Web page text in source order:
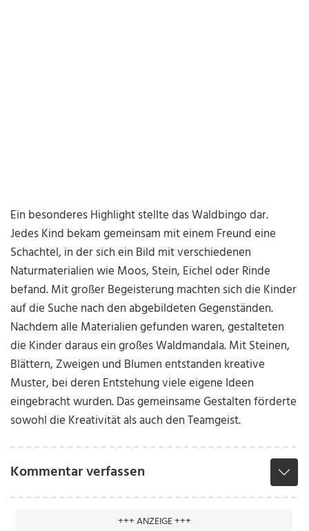
Ein besonderes Highlight stellte das Waldbingo dar.
Jedes Kind bekam gemeinsam mit einem Freund eine
Schachtel, in der sich ein Bild mit verschiedenen
Naturmaterialien wie Moos, Stein, Eichel oder Rinde
befand. Mit großer Begeisterung machten sich die Kinder
auf die Suche nach den abgebildeten Gegenständen.
Nachdem alle Materialien gefunden waren, gestalteten
die Kinder daraus ein großes Waldmandala. Mit Steinen,
Blättern, Zweigen und Blumen entstanden kreative
Muster, bei deren Entstehung viele eigene Ideen
eingebracht wurden. Das gemeinsame Gestalten förderte
sowohl die Kreativität als auch den Teamgeist.
Kommentar verfassen
+++ ANZEIGE +++